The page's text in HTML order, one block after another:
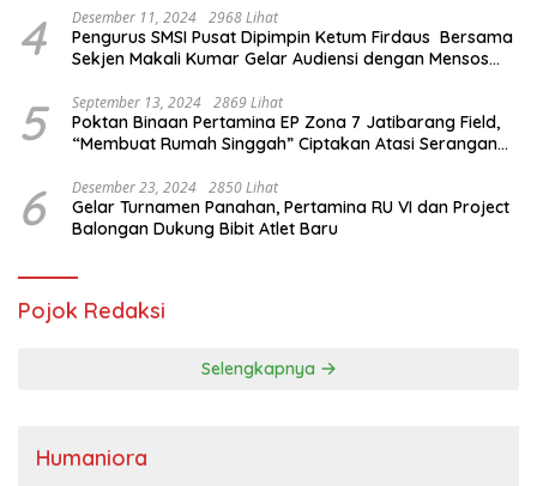
4 Desember 11, 2024 2968 Lihat
Pengurus SMSI Pusat Dipimpin Ketum Firdaus Bersama
Sekjen Makali Kumar Gelar Audiensi dengan Mensos
5 September 13, 2024 2869 Lihat
Poktan Binaan Pertamina EP Zona 7 Jatibarang Field,
“Membuat Rumah Singgah” Ciptakan Atasi Serangan
6 Desember 23, 2024 2850 Lihat
Gelar Turnamen Panahan, Pertamina RU VI dan Project
Balongan Dukung Bibit Atlet Baru
Pojok Redaksi
Selengkapnya
Humaniora